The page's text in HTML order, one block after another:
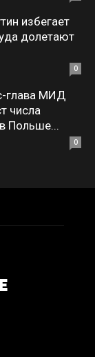
избегает
долетают
0
глава МИД
числа
Польше...
0